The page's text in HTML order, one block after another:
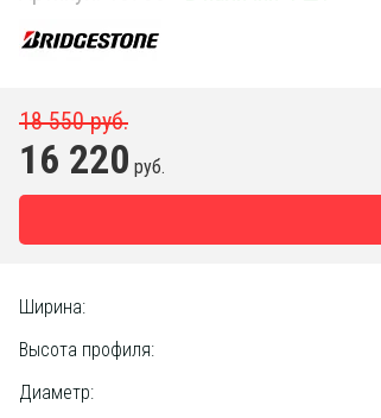
18 550 руб.
16 220 руб.
Ширина:
Высота профиля:
Диаметр: